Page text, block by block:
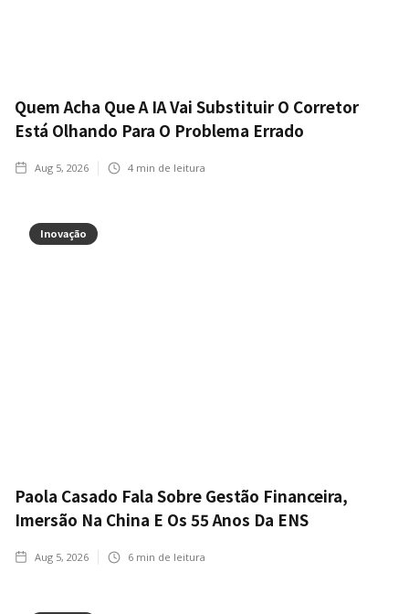
Quem Acha Que A IA Vai Substituir O Corretor
Está Olhando Para O Problema Errado
Aug 5, 2026 4 min de leitura
Inovação
Paola Casado Fala Sobre Gestão Financeira,
Imersão Na China E Os 55 Anos Da ENS
Aug 5, 2026 6 min de leitura